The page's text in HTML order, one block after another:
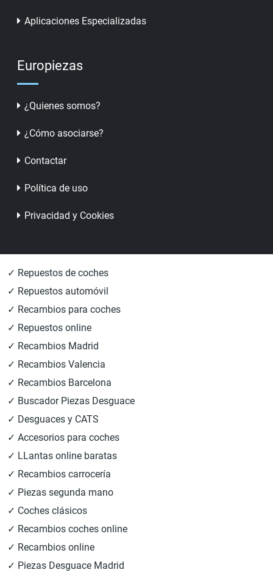
Aplicaciones Especializadas
Europiezas
¿Quienes somos?
¿Cómo asociarse?
Contactar
Política de uso
Privacidad y Cookies
✓ Repuestos de coches
✓ Repuestos automóvil
✓ Recambios para coches
✓ Repuestos online
✓ Recambios Madrid
✓ Recambios Valencia
✓ Recambios Barcelona
✓ Buscador Piezas Desguace
✓ Desguaces y CATS
✓ Accesorios para coches
✓ LLantas online baratas
✓ Recambios carrocería
✓ Piezas segunda mano
✓ Coches clásicos
✓ Recambios coches online
✓ Recambios online
✓ Piezas Desguace Madrid